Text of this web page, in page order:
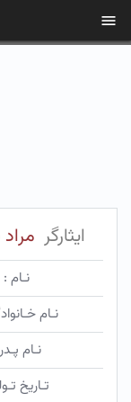
ایثارگر
نـام :
نـام
نـام
تـاریخ